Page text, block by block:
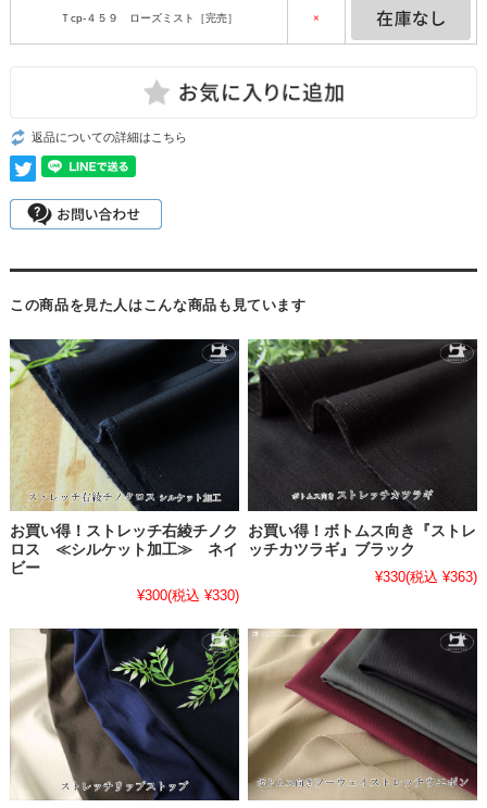
Ｔcp-４５９ ローズミスト［完売］ ×
返品についての詳細はこちら
この商品を見た人はこんな商品も見ています
お買い得！ストレッチ右綾チノク
ロス ≪シルケット加工≫ ネイ
ビー
¥300(税込 ¥330)
お買い得！ボトムス向き『ストレ
ッチカツラギ』ブラック
¥330(税込 ¥363)